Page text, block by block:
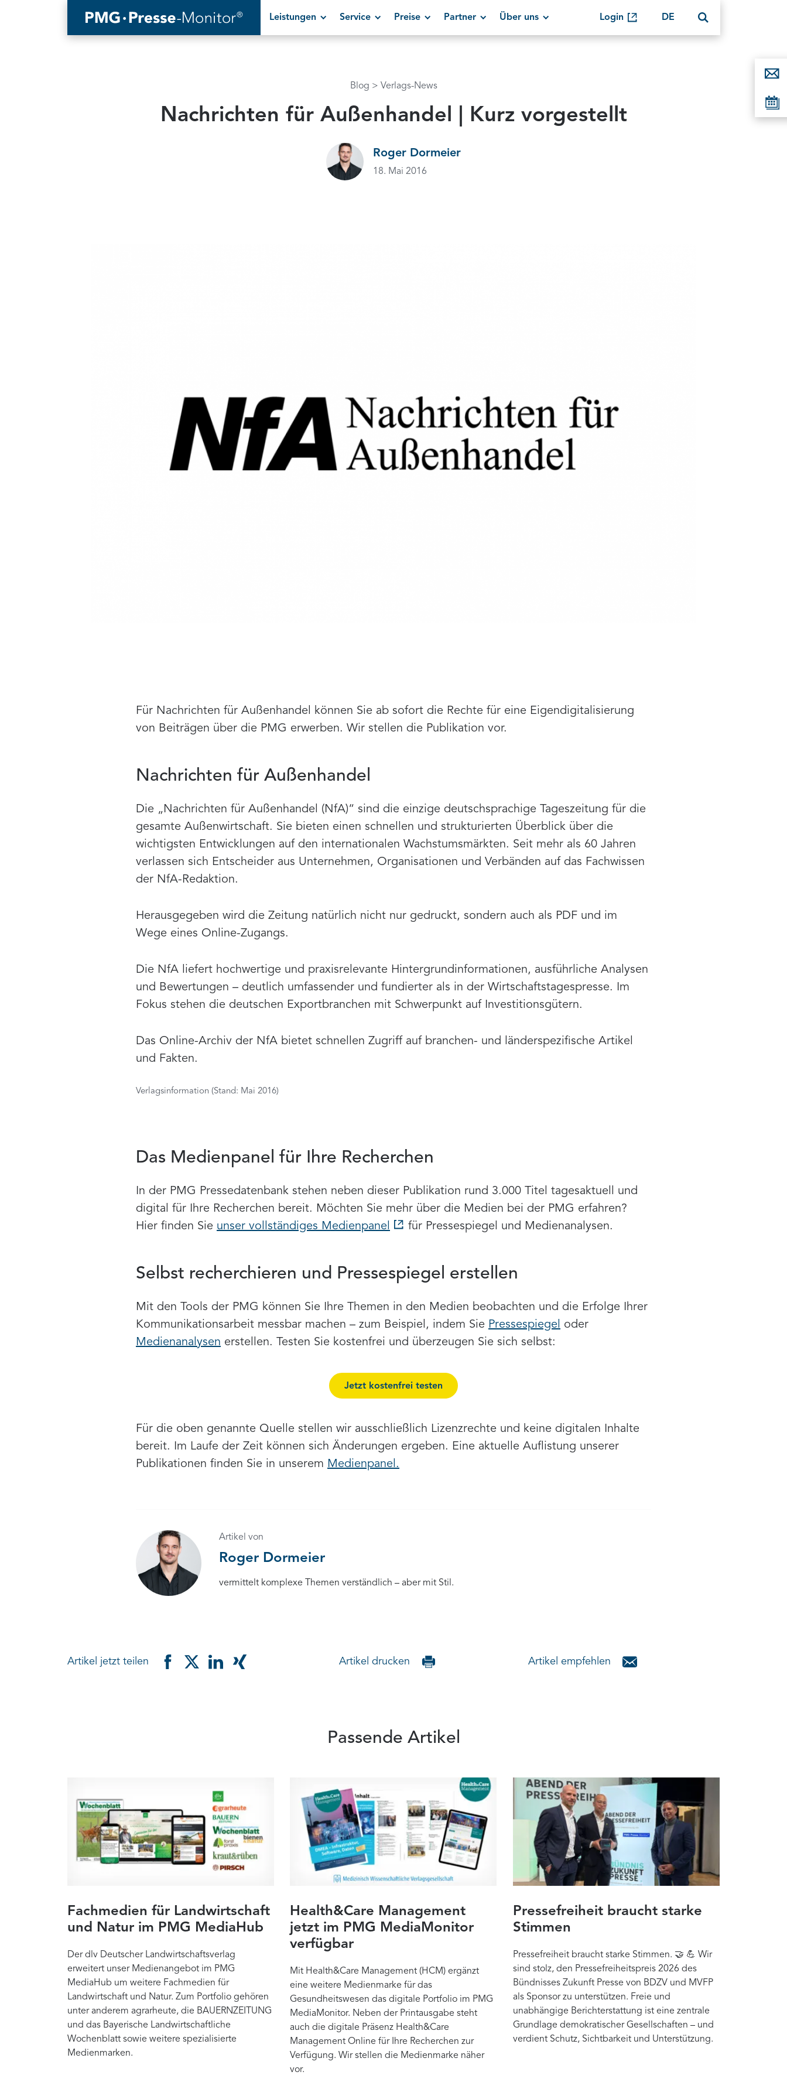
Leistungen Service Preise Partner Über uns Login DE
Blog Verlags-News
Nachrichten für Außenhandel | Kurz vorgestellt
Roger Dormeier
18. Mai 2016
Für Nachrichten für Außenhandel können Sie ab sofort die Rechte für eine Eigendigitalisierung
von Beiträgen über die PMG erwerben. Wir stellen die Publikation vor.
Nachrichten für Außenhandel
Die „Nachrichten für Außenhandel (NfA)“ sind die einzige deutschsprachige Tageszeitung für die
gesamte Außenwirtschaft. Sie bieten einen schnellen und strukturierten Überblick über die
wichtigsten Entwicklungen auf den internationalen Wachstumsmärkten. Seit mehr als 60 Jahren
verlassen sich Entscheider aus Unternehmen, Organisationen und Verbänden auf das Fachwissen
der NfA-Redaktion.
Herausgegeben wird die Zeitung natürlich nicht nur gedruckt, sondern auch als PDF und im
Wege eines Online-Zugangs.
Die NfA liefert hochwertige und praxisrelevante Hintergrundinformationen, ausführliche Analysen
und Bewertungen – deutlich umfassender und fundierter als in der Wirtschaftstagespresse. Im
Fokus stehen die deutschen Exportbranchen mit Schwerpunkt auf Investitionsgütern.
Das Online-Archiv der NfA bietet schnellen Zugriff auf branchen- und länderspezifische Artikel
und Fakten.
Verlagsinformation (Stand: Mai 2016)
Das Medienpanel für Ihre Recherchen
In der PMG Pressedatenbank stehen neben dieser Publikation rund 3.000 Titel tagesaktuell und
digital für Ihre Recherchen bereit. Möchten Sie mehr über die Medien bei der PMG erfahren?
Hier finden Sie unser vollständiges Medienpanel für Pressespiegel und Medienanalysen.
Selbst recherchieren und Pressespiegel erstellen
Mit den Tools der PMG können Sie Ihre Themen in den Medien beobachten und die Erfolge Ihrer
Kommunikationsarbeit messbar machen – zum Beispiel, indem Sie Pressespiegel oder
Medienanalysen erstellen. Testen Sie kostenfrei und überzeugen Sie sich selbst:
Jetzt kostenfrei testen
Für die oben genannte Quelle stellen wir ausschließlich Lizenzrechte und keine digitalen Inhalte
bereit. Im Laufe der Zeit können sich Änderungen ergeben. Eine aktuelle Auflistung unserer
Publikationen finden Sie in unserem Medienpanel.
Artikel von
Roger Dormeier
vermittelt komplexe Themen verständlich – aber mit Stil.
Artikel jetzt teilen Artikel drucken Artikel empfehlen
Passende Artikel
Fachmedien für Landwirtschaft
und Natur im PMG MediaHub
Der dlv Deutscher Landwirtschaftsverlag
erweitert unser Medienangebot im PMG
MediaHub um weitere Fachmedien für
Landwirtschaft und Natur. Zum Portfolio gehören
unter anderem agrarheute, die BAUERNZEITUNG
und das Bayerische Landwirtschaftliche
Wochenblatt sowie weitere spezialisierte
Medienmarken.
Health&Care Management
jetzt im PMG MediaMonitor
verfügbar
Mit Health&Care Management (HCM) ergänzt
eine weitere Medienmarke für das
Gesundheitswesen das digitale Portfolio im PMG
MediaMonitor. Neben der Printausgabe steht
auch die digitale Präsenz Health&Care
Management Online für Ihre Recherchen zur
Verfügung. Wir stellen die Medienmarke näher
vor.
Pressefreiheit braucht starke
Stimmen
Pressefreiheit braucht starke Stimmen. 🤝 💪 Wir
sind stolz, den Pressefreiheitspreis 2026 des
Bündnisses Zukunft Presse von BDZV und MVFP
als Sponsor zu unterstützen. Freie und
unabhängige Berichterstattung ist eine zentrale
Grundlage demokratischer Gesellschaften – und
verdient Schutz, Sichtbarkeit und Unterstützung.